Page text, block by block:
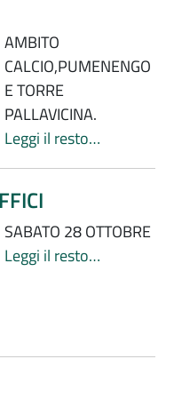
AMBITO
CALCIO,PUMENENGO
E TORRE
PALLAVICINA.
Leggi il resto…
SABATO 28 OTTOBRE
Leggi il resto…